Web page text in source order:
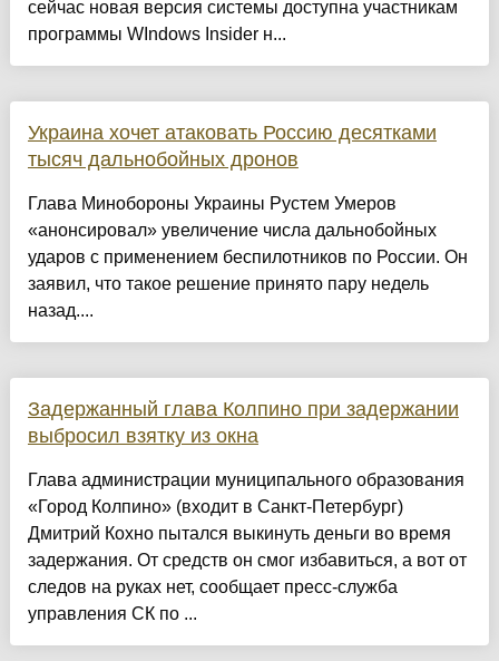
сейчас новая версия системы доступна участникам
программы WIndows Insider н...
Украина хочет атаковать Россию десятками
тысяч дальнобойных дронов
Глава Минобороны Украины Рустем Умеров
«анонсировал» увеличение числа дальнобойных
ударов с применением беспилотников по России. Он
заявил, что такое решение принято пару недель
назад....
Задержанный глава Колпино при задержании
выбросил взятку из окна
Глава администрации муниципального образования
«Город Колпино» (входит в Санкт-Петербург)
Дмитрий Кохно пытался выкинуть деньги во время
задержания. От средств он смог избавиться, а вот от
следов на руках нет, сообщает пресс-служба
управления СК по ...